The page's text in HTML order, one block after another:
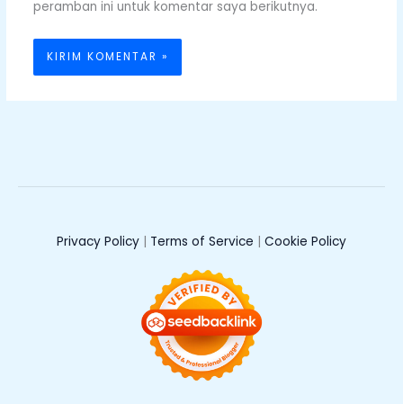
peramban ini untuk komentar saya berikutnya.
Privacy Policy Terms of Service Cookie Policy